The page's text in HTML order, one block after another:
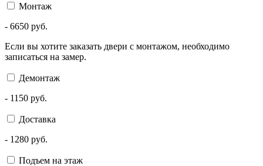
Монтаж
- 6650 руб.
Если вы хотите заказать двери с монтажом, необходимо
записаться на замер.
Демонтаж
- 1150 руб.
Доставка
- 1280 руб.
Подъем на этаж